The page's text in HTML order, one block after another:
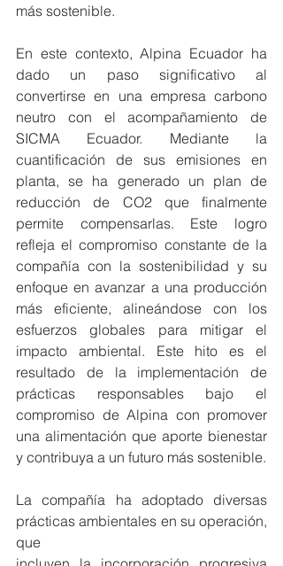
más sostenible.
En este contexto, Alpina Ecuador ha
dado un paso significativo al
convertirse en una empresa carbono
neutro con el acompañamiento de
SICMA Ecuador. Mediante la
cuantificación de sus emisiones en
planta, se ha generado un plan de
reducción de CO2 que finalmente
permite compensarlas. Este logro
refleja el compromiso constante de la
compañía con la sostenibilidad y su
enfoque en avanzar a una producción
más eficiente, alineándose con los
esfuerzos globales para mitigar el
impacto ambiental. Este hito es el
resultado de la implementación de
prácticas responsables bajo el
compromiso de Alpina con promover
una alimentación que aporte bienestar
y contribuya a un futuro más sostenible.
La compañía ha adoptado diversas
prácticas ambientales en su operación,
que